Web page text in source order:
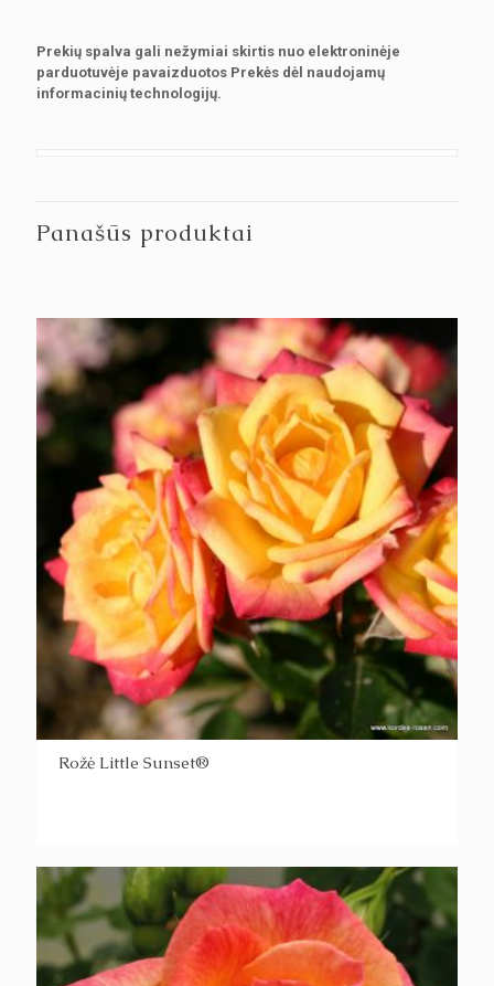
Prekių spalva gali nežymiai skirtis nuo elektroninėje
parduotuvėje pavaizduotos Prekės dėl naudojamų
informacinių technologijų.
Panašūs produktai
Rožė Little Sunset®